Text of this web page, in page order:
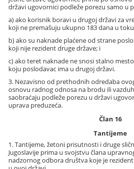
državi ugovornici podleže porezu samo u
a) ako korisnik boravi u drugoj državi za
koji ne premašuju ukupno 183 dana u
b) ako su naknade plaćene od strane
koji nije rezident druge države; i
c) ako teret naknade ne snosi stalno
koju poslodavac ima u drugoj državi.
3. Nezavisno od prethodnih odredaba
osnovu radnog odnosa na brodu ili
saobraćaju podleže porezu u državi
uprava preduzeća.
Član 16
Tantijeme
1. Tantijeme, žetoni prisutnosti i druge
Jugoslavije prima u svojstvu člana
nadzornog odbora društva koje je